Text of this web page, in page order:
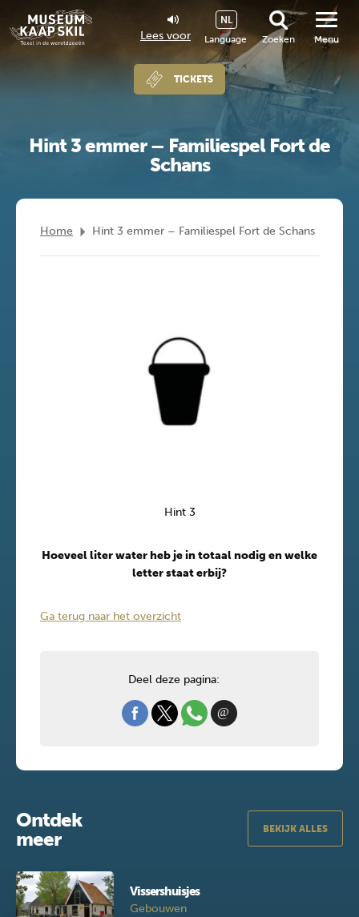
Lees voor Language
NL
Zoeken
TICKETS
Menu
Hint 3 emmer – Familiespel Fort de
Schans
Home Hint 3 emmer – Familiespel Fort de Schans
Hint 3
Hoeveel liter water heb je in totaal nodig en welke
letter staat erbij?
Ga terug naar het overzicht
Deel deze pagina:
Ontdek
meer
BEKIJK ALLES
Vissershuisjes
Gebouwen